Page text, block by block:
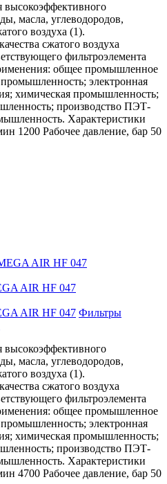
высокоэффективного
масла, углеводородов,
воздуха (1).
сжатого воздуха
фильтроэлемента
общее промышленное
электронная
химическая промышленность;
производство ПЭТ-
Характеристики
1200 Рабочее давление, бар 50
AIR HF 047
AIR HF 047 Фильтры
высокоэффективного
масла, углеводородов,
воздуха (1).
сжатого воздуха
фильтроэлемента
общее промышленное
электронная
химическая промышленность;
производство ПЭТ-
Характеристики
4700 Рабочее давление, бар 50